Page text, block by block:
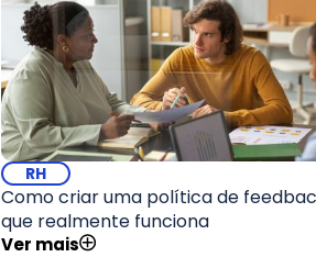
RH
Como criar uma política de
que realmente funciona
Ver mais